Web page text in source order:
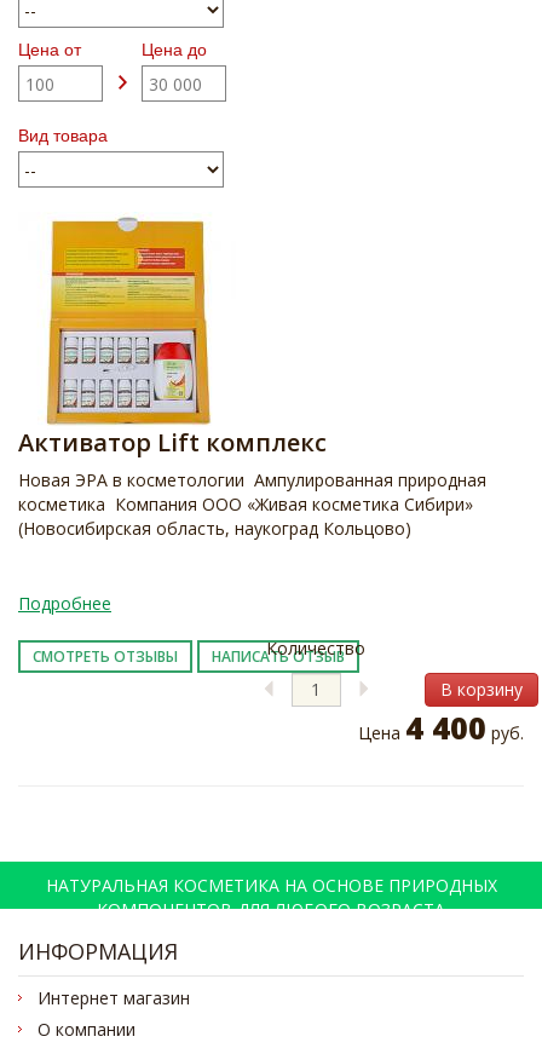
Цена от Цена до
Вид товара
Активатор Lift комплекс
Новая ЭРА в косметологии Ампулированная природная
косметика Компания ООО «Живая косметика Сибири»
(Новосибирская область, наукоград Кольцово)
Подробнее
СМОТРЕТЬ ОТЗЫВЫ НАПИСАТЬ ОТЗЫВ
В корзину
Количество
Цена 4 400 руб.
НАТУРАЛЬНАЯ КОСМЕТИКА НА ОСНОВЕ ПРИРОДНЫХ
КОМПОНЕНТОВ ДЛЯ ЛЮБОГО ВОЗРАСТА
ИНФОРМАЦИЯ
Интернет магазин
О компании